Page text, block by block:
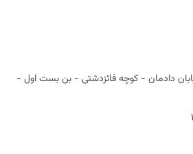
دادمان - کوچه فائزدشتی - بن بست اول -